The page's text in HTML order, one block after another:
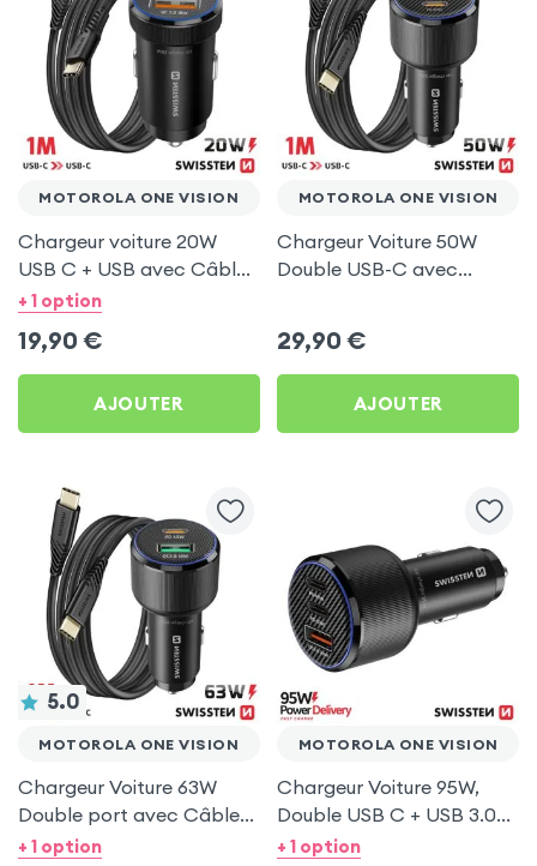
MOTOROLA ONE VISION
Chargeur voiture 20W
USB C + USB avec Câble
type C Swissten pour
+ 1 option
19,90 €
AJOUTER
MOTOROLA ONE VISION
Chargeur Voiture 50W
Double USB-C avec
29,90 €
AJOUTER
5.0
MOTOROLA ONE VISION
Chargeur Voiture 63W
Double port avec Câble
USB C 1m pour Motorola
+ 1 option
MOTOROLA ONE VISION
Chargeur Voiture 95W,
Double USB C + USB 3.0
pour Motorola One Vision
+ 1 option